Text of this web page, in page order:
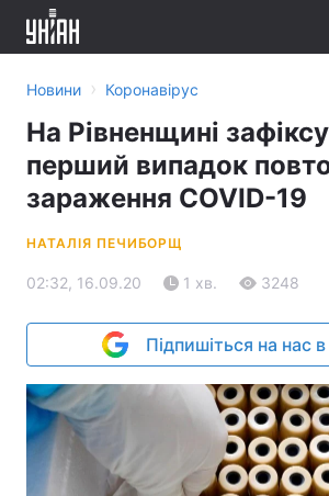
Новини › Коронавірус
На Рівненщині
перший випадок
зараження COVID-19
НАТАЛІЯ ПЕЧИБОРЩ
02:32, 16.09.20 1 хв. 3248
Підпишіться на нас